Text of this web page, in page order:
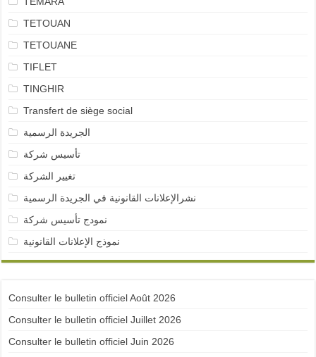
TETOUAN
TETOUANE
TIFLET
TINGHIR
Transfert de siège social
الجريدة الرسمية
تأسيس شركة
تغيير الشركة
نشرالإعلانات القانونية في الجريدة الرسمية
نمودج تأسيس شركة
نموذج الإعلانات القانونية
Consulter le bulletin officiel Août 2026
Consulter le bulletin officiel Juillet 2026
Consulter le bulletin officiel Juin 2026